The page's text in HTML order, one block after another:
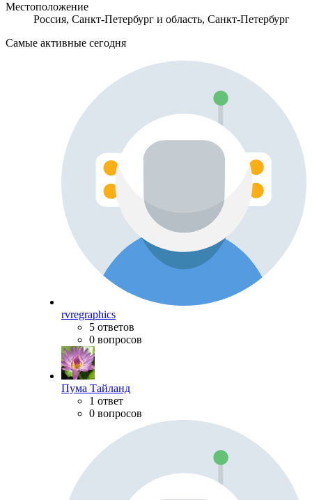
Местоположение
Россия, Санкт-Петербург и область, Санкт-Петербург
Самые активные сегодня
rvregraphics
5 ответов
0 вопросов
Пума Тайланд
1 ответ
0 вопросов